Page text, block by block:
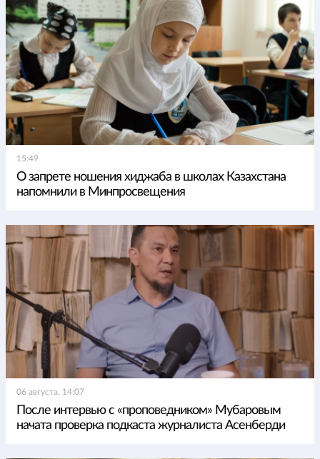
15:49
О запрете ношения хиджаба в школах Казахстана
напомнили в Минпросвещения
06 августа, 14:07
После интервью с «проповедником» Мубаровым
начата проверка подкаста журналиста Асенберди